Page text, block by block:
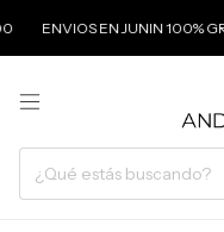
ENVIOS EN JUNIN 100% GRATIS